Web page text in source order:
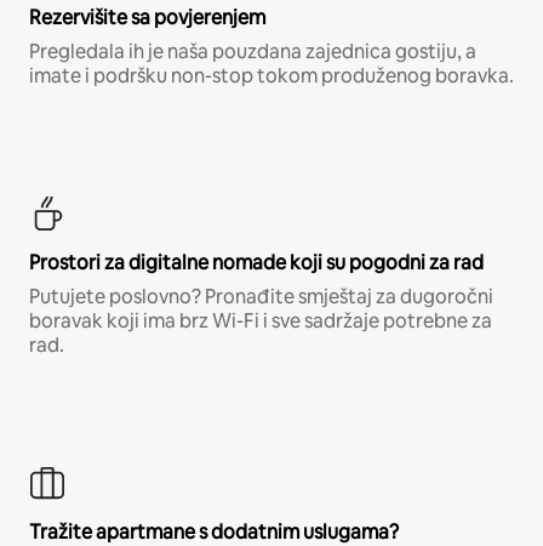
Rezervišite sa povjerenjem
Pregledala ih je naša pouzdana zajednica gostiju, a
imate i podršku non-stop tokom produženog boravka.
Prostori za digitalne nomade koji su pogodni za rad
Putujete poslovno? Pronađite smještaj za dugoročni
boravak koji ima brz Wi-Fi i sve sadržaje potrebne za
rad.
Tražite apartmane s dodatnim uslugama?